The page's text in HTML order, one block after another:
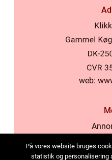
web:
På vores website bruges
statistik og personalisering